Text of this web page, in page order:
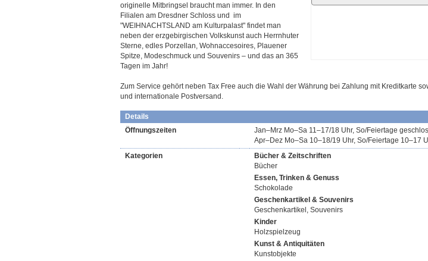
originelle Mitbringsel braucht man immer. In den
Filialen am Dresdner Schloss und im
"WEIHNACHTSLAND am Kulturpalast" findet man
neben der erzgebirgischen Volkskunst auch Herrnhuter
Sterne, edles Porzellan, Wohnaccesoires, Plauener
Spitze, Modeschmuck und Souvenirs – und das an 365
Tagen im Jahr!
Zum Service gehört neben Tax Free auch die Wahl der Währung bei Zahlung mit Kreditkarte
und internationale Postversand.
Details
Öffnungszeiten
Jan–Mrz Mo–Sa 11–17/18 Uhr, So/Feiertage
Apr–Dez Mo–Sa 10–18/19 Uhr, So/Feiertage 10–17
Kategorien
Bücher & Zeitschriften
Bücher
Essen, Trinken & Genuss
Schokolade
Geschenkartikel & Souvenirs
Geschenkartikel, Souvenirs
Kinder
Holzspielzeug
Kunst & Antiquitäten
Kunstobjekte